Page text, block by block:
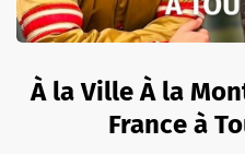
À la Ville À la
France à